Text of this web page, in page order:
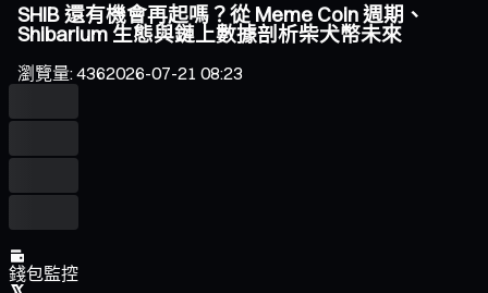
SHIB 還有機會再起嗎？從 Meme Coin 週期、
Shibarium 生態與鏈上數據剖析柴犬幣未來
瀏覽量:4362026-07-21 08:23
錢包監控